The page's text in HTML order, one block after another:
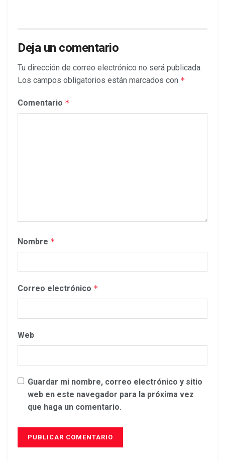
Deja un comentario
Tu dirección de correo electrónico no será publicada.
Los campos obligatorios están marcados con *
Comentario *
Nombre *
Correo electrónico *
Web
Guardar mi nombre, correo electrónico y sitio
web en este navegador para la próxima vez
que haga un comentario.